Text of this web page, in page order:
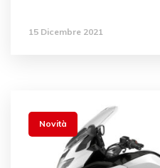
15 Dicembre 2021
Novità